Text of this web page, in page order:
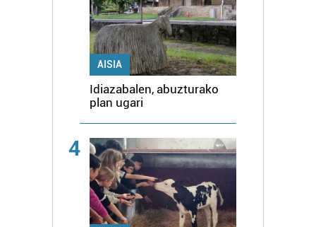
AISIA
Idiazabalen, abuzturako
plan ugari
4